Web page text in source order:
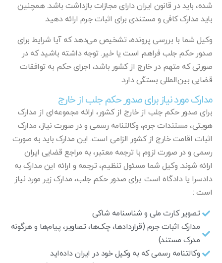
شده، باید در قانون ایران دارای مجازات بازداشت باشد. همچنین
باید مدارک کافی و مستندی برای اثبات جرم ارائه دهید.
وکیل شما با بررسی پرونده، تشخیص می‌دهد که آیا شرایط برای
صدور حکم جلب فراهم است یا خیر. توجه داشته باشید که در
صورتی که متهم در خارج از کشور باشد، اجرای حکم به توافقات
قضایی بین‌المللی بستگی دارد.
مدارک مورد نیاز برای صدور حکم جلب از خارج
برای صدور حکم جلب از خارج از کشور، ارائه مجموعه‌ای از مدارک
هویتی، مستندات جرم، وکالتنامه رسمی و در صورت نیاز، مدارک
اثبات اقامت خارج از کشور الزامی است. این مدارک باید به صورت
رسمی و در صورت لزوم با ترجمه معتبر، به مراجع قضایی ایران
ارائه شوند. وکیل شما مسئول تنظیم، ترجمه و ارائه این مدارک به
دادسرا یا دادگاه است. برای صدور حکم جلب، مدارک زیر مورد نیاز
است :
تصویر کارت ملی و شناسنامه شاکی
مدارک اثبات جرم (قراردادها، چک‌ها، تصاویر، پیام‌ها و هرگونه
مدرک مستند)
وکالتنامه رسمی که به وکیل خود در ایران داده‌اید